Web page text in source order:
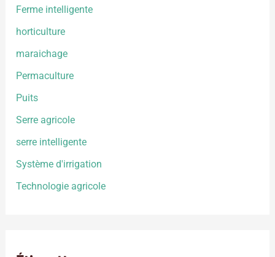
Ferme intelligente
horticulture
maraichage
Permaculture
Puits
Serre agricole
serre intelligente
Système d'irrigation
Technologie agricole